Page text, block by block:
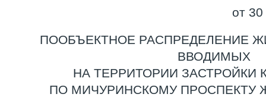
от
ПООБЪЕКТНОЕ РАСПРЕДЕЛЕНИЕ
ВВОДИМЫХ
НА ТЕРРИТОРИИ ЗАСТРОЙКИ
ПО МИЧУРИНСКОМУ ПРОСПЕКТУ